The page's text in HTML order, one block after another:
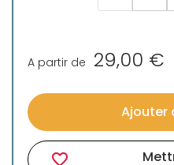
A partir de 29,00 €
Ajouter
favorite_border